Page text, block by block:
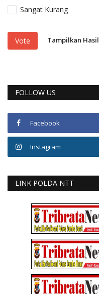
Sangat Kurang
Vote Tampilkan Hasil
FOLLOW US
Facebook
Instagram
LINK POLDA NTT